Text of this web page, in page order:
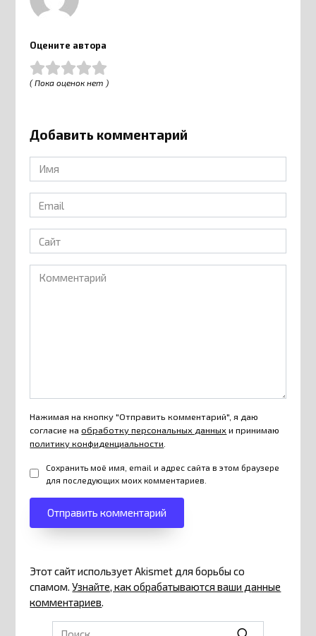
Оцените автора
( Пока оценок нет )
Добавить комментарий
Имя
*
Email
*
Сайт
Комментарий
Нажимая на кнопку "Отправить комментарий", я даю
согласие наобработку персональных данных и принимаю
политику конфиденциальности
Сохранить моё имя, email и адрес сайта в этом браузере
для последующих моих комментариев.
Этот сайт использует Akismet для борьбы со
спамом.Узнайте, как обрабатываются ваши данные
комментариев.
Search